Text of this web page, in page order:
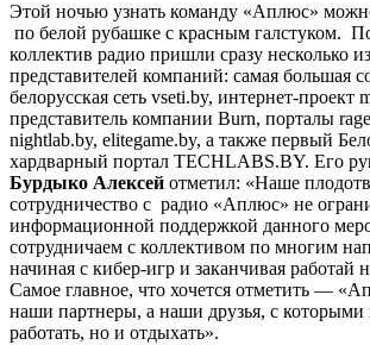
Этой ночью узнать команду «Аплюс»
по белой рубашке с красным галстуком.
коллектив радио пришли сразу несколько
представителей компаний: самая большая
белорусская сеть vseti.by, интернет-проект
представитель компании Burn, порталы
nightlab.by, elitegame.by, а также первый
хардварный портал TECHLABS.BY. Его
Бурдыко Алексей отметил: «Наше
сотрудничество с радио «Аплюс» не
информационной поддержкой данного
сотрудничаем с коллективом по многим
начиная с кибер-игр и заканчивая работай
Самое главное, что хочется отметить —
наши партнеры, а наши друзья, с которыми
работать, но и отдыхать».